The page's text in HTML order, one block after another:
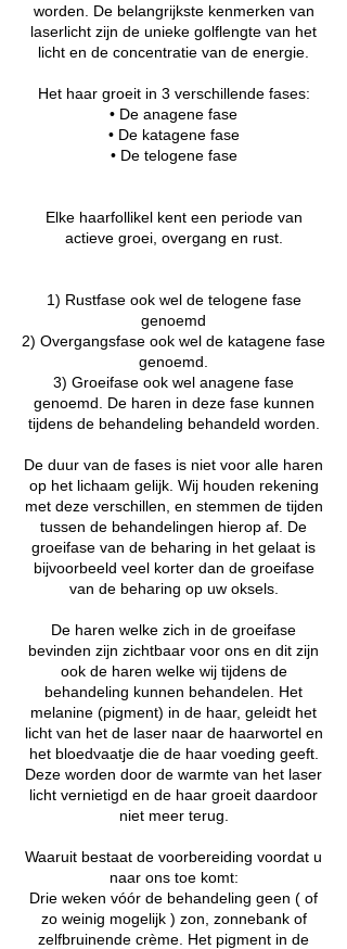
worden. De belangrijkste kenmerken van
laserlicht zijn de unieke golflengte van het
licht en de concentratie van de energie.
Het haar groeit in 3 verschillende fases:
• De anagene fase
• De katagene fase
• De telogene fase
Elke haarfollikel kent een periode van
actieve groei, overgang en rust.
1) Rustfase ook wel de telogene fase
genoemd
2) Overgangsfase ook wel de katagene fase
genoemd.
3) Groeifase ook wel anagene fase
genoemd. De haren in deze fase kunnen
tijdens de behandeling behandeld worden.
De duur van de fases is niet voor alle haren
op het lichaam gelijk. Wij houden rekening
met deze verschillen, en stemmen de tijden
tussen de behandelingen hierop af. De
groeifase van de beharing in het gelaat is
bijvoorbeeld veel korter dan de groeifase
van de beharing op uw oksels.
De haren welke zich in de groeifase
bevinden zijn zichtbaar voor ons en dit zijn
ook de haren welke wij tijdens de
behandeling kunnen behandelen. Het
melanine (pigment) in de haar, geleidt het
licht van het de laser naar de haarwortel en
het bloedvaatje die de haar voeding geeft.
Deze worden door de warmte van het laser
licht vernietigd en de haar groeit daardoor
niet meer terug.
Waaruit bestaat de voorbereiding voordat u
naar ons toe komt:
Drie weken vóór de behandeling geen ( of
zo weinig mogelijk ) zon, zonnebank of
zelfbruinende crème. Het pigment in de